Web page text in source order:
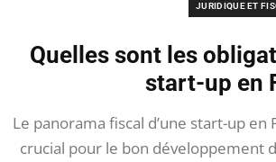
JURIDIQUE ET
Quelles sont les
start-up en
Le panorama fiscal d’une start-up
crucial pour le bon développement